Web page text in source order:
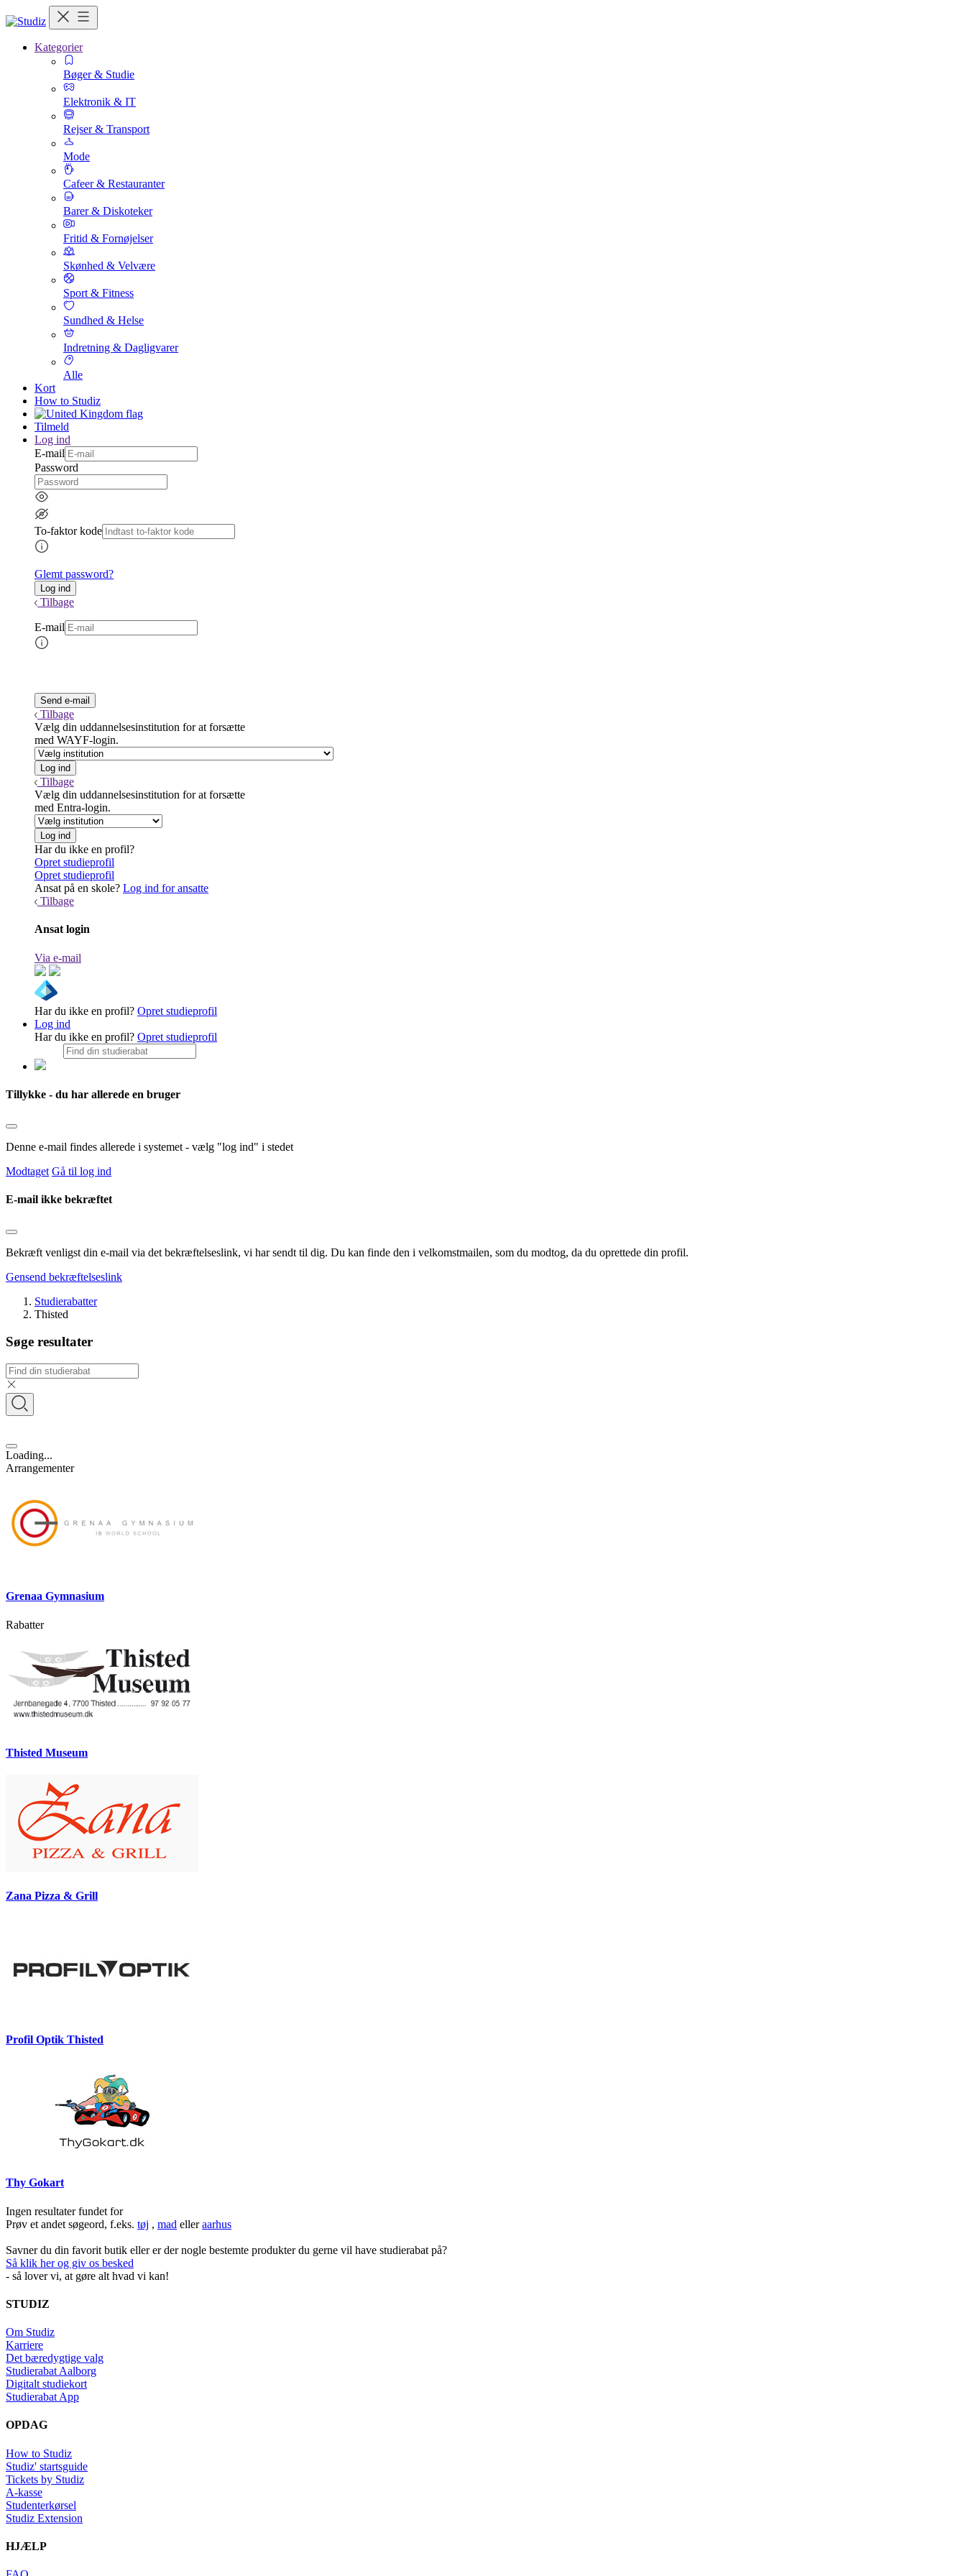
Kategorier
Bøger & Studie
Elektronik & IT
Rejser & Transport
Mode
Cafeer & Restauranter
Barer & Diskoteker
Fritid & Fornøjelser
Skønhed & Velvære
Sport & Fitness
Sundhed & Helse
Indretning & Dagligvarer
Alle
Kort
How to Studiz
Tilmeld
Log ind
E-mail
Password
To-faktor kode
Glemt password?
Tilbage
E-mail
Tilbage
Vælg din uddannelsesinstitution for at forsætte
med WAYF-login.
Tilbage
Vælg din uddannelsesinstitution for at forsætte
med Entra-login.
Har du ikke en profil?
Opret studieprofil
Opret studieprofil
Ansat på en skole? Log ind for ansatte
Tilbage
Ansat login
Via e-mail
Har du ikke en profil? Opret studieprofil
Log ind
Har du ikke en profil? Opret studieprofil
Tillykke - du har allerede en bruger
Denne e-mail findes allerede i systemet - vælg "log ind" i stedet
Modtaget Gå til log ind
E-mail ikke bekræftet
Bekræft venligst din e-mail via det bekræftelseslink, vi har sendt til dig. Du kan finde den i velkomstmailen, som du modtog, da du oprettede din profil.
Gensend bekræftelseslink
Studierabatter
Thisted
Søge resultater
Loading...
Arrangementer
Grenaa Gymnasium
Rabatter
Thisted Museum
Zana Pizza & Grill
Profil Optik Thisted
Thy Gokart
Ingen resultater fundet for
Prøv et andet søgeord, f.eks. tøj , mad elleraarhus
Savner du din favorit butik eller er der nogle bestemte produkter du gerne vil have studierabat på?
Så klik her og giv os besked
- så lover vi, at gøre alt hvad vi kan!
STUDIZ
Om Studiz
Karriere
Det bæredygtige valg
Studierabat Aalborg
Digitalt studiekort
Studierabat App
OPDAG
How to Studiz
Studiz' startsguide
Tickets by Studiz
A-kasse
Studenterkørsel
Studiz Extension
HJÆLP